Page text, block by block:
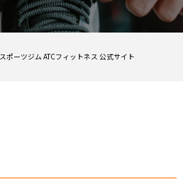
ポーツジム ATCフィットネス 公式サイト